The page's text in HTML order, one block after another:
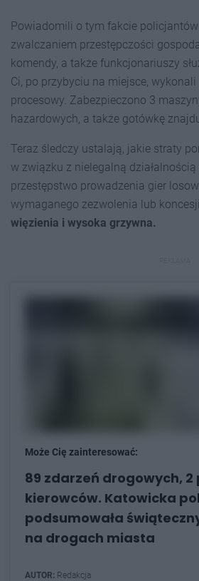
Powiadomili o tym fakcie
zwalczaniem przestępczości
komendy, a także funkcjonariuszy
Ci, po przybyciu na miejsce,
procesowy. Zabezpieczono 3
hazardowych, a także gotówkę
Teraz śledczy ustalają, jakie straty
w związku z nielegalną działalnością
przestępstwo prowadzenia gier
wymaganego zezwolenia lub koncesji
więzienia i wysoka grzywna.
Może Cię zainteresować:
89 zdarzeń drogowych, 2
kierowców. Katowicka
podsumowała
na drogach miasta
AUTOR: Redakcja